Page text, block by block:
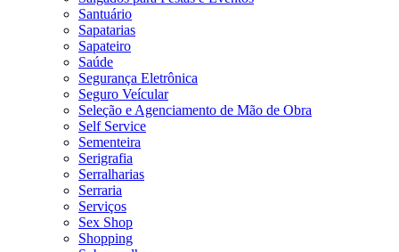
Santuário
Sapatarias
Sapateiro
Saúde
Segurança Eletrônica
Seguro Veícular
Seleção e Agenciamento de Mão de Obra
Self Service
Sementeira
Serigrafia
Serralharias
Serraria
Serviços
Sex Shop
Shopping